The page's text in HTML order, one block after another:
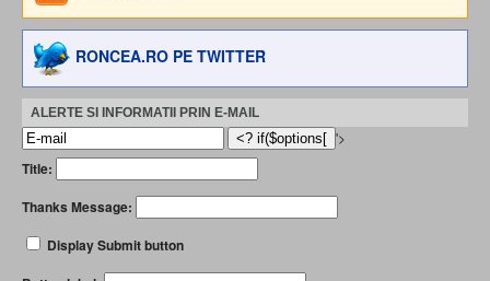
RONCEA.RO PE TWITTER
ALERTE SI INFORMATII PRIN E-MAIL
'>
Title:
Thanks Message:
Display Submit button